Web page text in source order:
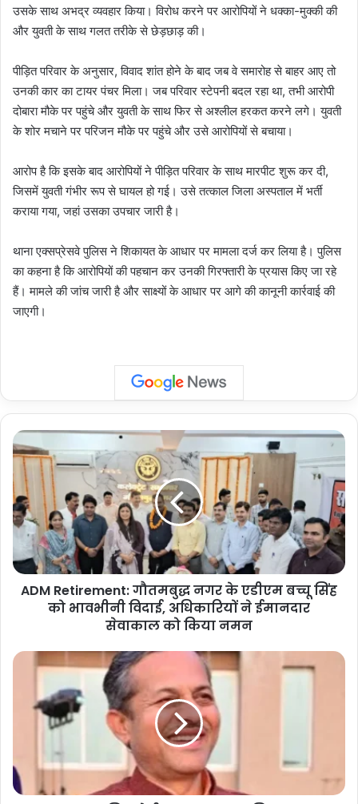
उसके साथ अभद्र व्यवहार किया। विरोध करने पर आरोपियों ने धक्का-मुक्की की
और युवती के साथ गलत तरीके से छेड़छाड़ की।
पीड़ित परिवार के अनुसार, विवाद शांत होने के बाद जब वे समारोह से बाहर आए तो
उनकी कार का टायर पंचर मिला। जब परिवार स्टेपनी बदल रहा था, तभी आरोपी
दोबारा मौके पर पहुंचे और युवती के साथ फिर से अश्लील हरकत करने लगे। युवती
के शोर मचाने पर परिजन मौके पर पहुंचे और उसे आरोपियों से बचाया।
आरोप है कि इसके बाद आरोपियों ने पीड़ित परिवार के साथ मारपीट शुरू कर दी,
जिसमें युवती गंभीर रूप से घायल हो गई। उसे तत्काल जिला अस्पताल में भर्ती
कराया गया, जहां उसका उपचार जारी है।
थाना एक्सप्रेसवे पुलिस ने शिकायत के आधार पर मामला दर्ज कर लिया है। पुलिस
का कहना है कि आरोपियों की पहचान कर उनकी गिरफ्तारी के प्रयास किए जा रहे
हैं। मामले की जांच जारी है और साक्ष्यों के आधार पर आगे की कानूनी कार्रवाई की
जाएगी।
ADM
Retirement:
गौतमबुद्ध
नगर
के
एडीएम
सिंह
को
भावभीनी
ईमानदार
सेवाकाल
ADM Retirement: गौतमबुद्ध नगर के एडीएम बच्चू सिंह
को भावभीनी विदाई, अधिकारियों ने ईमानदार
सेवाकाल को किया नमन
BJP
Noida:
क्षेत्रीय
नागर
का